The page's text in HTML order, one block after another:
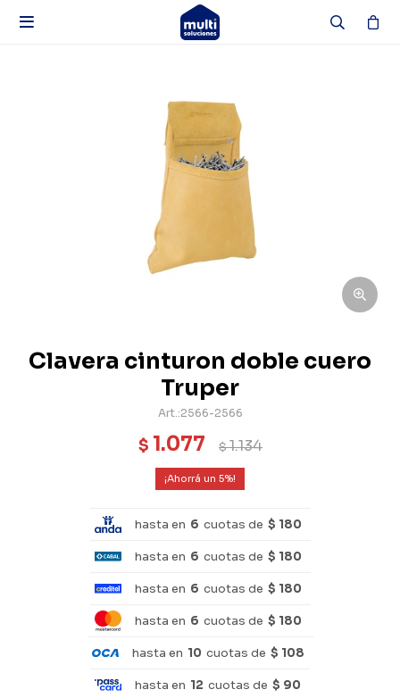

Clavera cinturon doble cuero
Truper
2566-2566
$ 1.077 $1.134
5
hasta en 6 cuotas de $ 180
hasta en 6 cuotas de $ 180
hasta en 6 cuotas de $ 180
hasta en 6 cuotas de $ 180
hasta en 10 cuotas de $ 108
hasta en 12 cuotas de $ 90